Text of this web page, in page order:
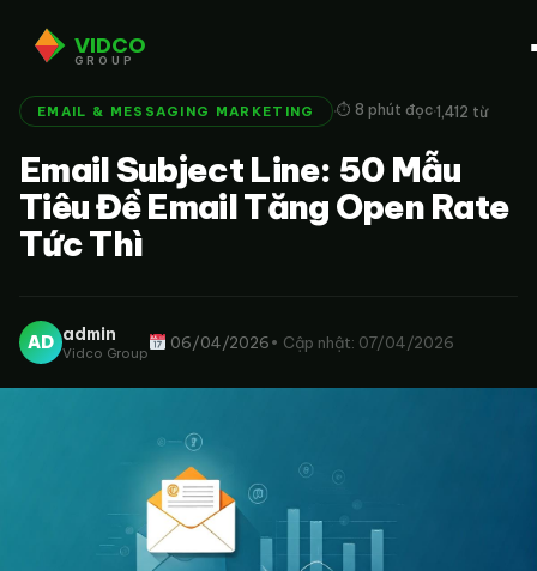
VIDCO
GROUP
EMAIL & MESSAGING MARKETING ·⏱ 8 phút đọc·1,412 từ
Email Subject Line: 50 Mẫu
Tiêu Đề Email Tăng Open Rate
Tức Thì
AD admin
Vidco Group
06/04/2026• Cập nhật: 07/04/2026